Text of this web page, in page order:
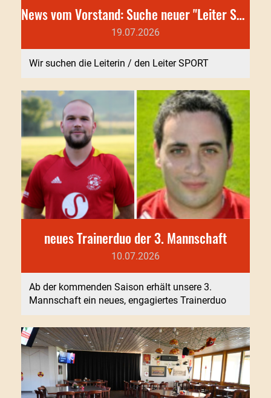
News vom Vorstand: Suche neuer "Leiter Sport"
19.07.2026
Wir suchen die Leiterin / den Leiter SPORT
neues Trainerduo der 3. Mannschaft
10.07.2026
Ab der kommenden Saison erhält unsere 3.
Mannschaft ein neues, engagiertes Trainerduo